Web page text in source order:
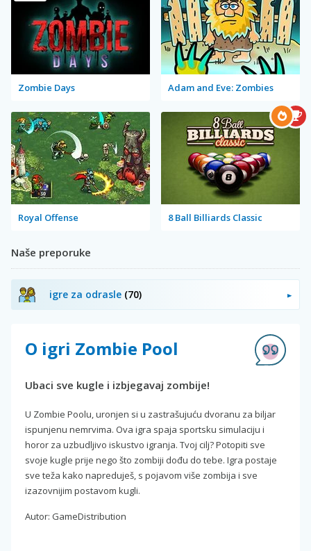
Zombie Days Adam and Eve: Zombies
Royal Offense 8 Ball Billiards Classic
Naše preporuke
igre za odrasle (70)
O igri Zombie Pool
Ubaci sve kugle i izbjegavaj zombije!
U Zombie Poolu, uronjen si u zastrašujuću dvoranu za biljar
ispunjenu nemrvima. Ova igra spaja sportsku simulaciju i
horor za uzbudljivo iskustvo igranja. Tvoj cilj? Potopiti sve
svoje kugle prije nego što zombiji dođu do tebe. Igra postaje
sve teža kako napreduješ, s pojavom više zombija i sve
izazovnijim postavom kugli.
Autor: GameDistribution